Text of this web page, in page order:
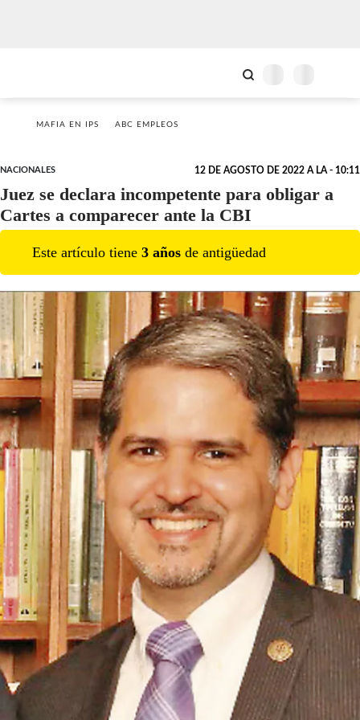
MAFIA EN IPS ABC EMPLEOS
NACIONALES 12 DE AGOSTO DE 2022 A LA - 10:11
Juez se declara incompetente para obligar a
Cartes a comparecer ante la CBI
Este artículo tiene 3 años de antigüedad